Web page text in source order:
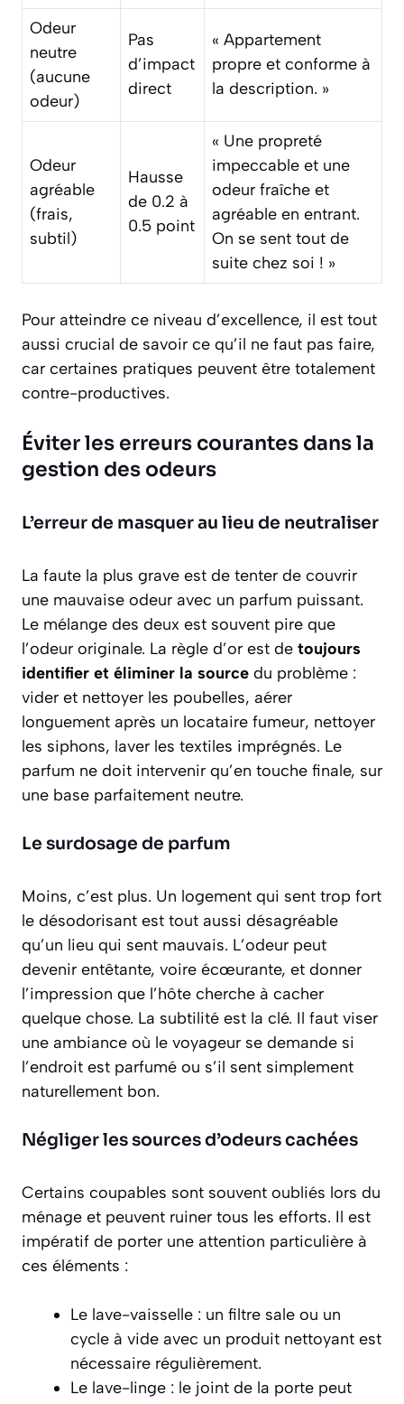
Odeur
neutre
(aucune
odeur)
Pas
d’impact
direct
« Appartement
propre et conforme à
la description. »
Odeur
agréable
(frais,
subtil)
Hausse
de 0.2 à
0.5 point
« Une propreté
impeccable et une
odeur fraîche et
agréable en entrant.
On se sent tout de
suite chez soi ! »
Pour atteindre ce niveau d’excellence, il est tout
aussi crucial de savoir ce qu’il ne faut pas faire,
car certaines pratiques peuvent être totalement
contre-productives.
Éviter les erreurs courantes dans la
gestion des odeurs
L’erreur de masquer au lieu de neutraliser
La faute la plus grave est de tenter de couvrir
une mauvaise odeur avec un parfum puissant.
Le mélange des deux est souvent pire que
l’odeur originale. La règle d’or est de toujours
identifier et éliminer la source du problème :
vider et nettoyer les poubelles, aérer
longuement après un locataire fumeur, nettoyer
les siphons, laver les textiles imprégnés. Le
parfum ne doit intervenir qu’en touche finale, sur
une base parfaitement neutre.
Le surdosage de parfum
Moins, c’est plus. Un logement qui sent trop fort
le désodorisant est tout aussi désagréable
qu’un lieu qui sent mauvais. L’odeur peut
devenir entêtante, voire écœurante, et donner
l’impression que l’hôte cherche à cacher
quelque chose. La subtilité est la clé. Il faut viser
une ambiance où le voyageur se demande si
l’endroit est parfumé ou s’il sent simplement
naturellement bon.
Négliger les sources d’odeurs cachées
Certains coupables sont souvent oubliés lors du
ménage et peuvent ruiner tous les efforts. Il est
impératif de porter une attention particulière à
ces éléments :
Le lave-vaisselle : un filtre sale ou un
cycle à vide avec un produit nettoyant est
nécessaire régulièrement.
Le lave-linge : le joint de la porte peut